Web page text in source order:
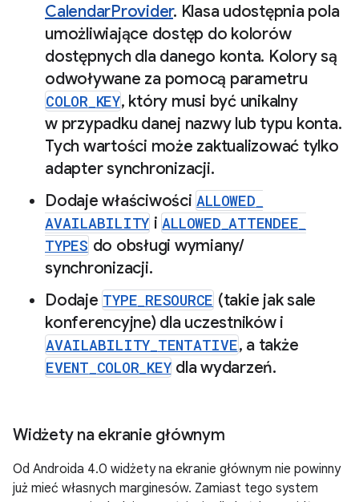
CalendarProvider. Klasa udostępnia pola
umożliwiające dostęp do kolorów
dostępnych dla danego konta. Kolory są
odwoływane za pomocą parametru
COLOR_ KEY, który musi być unikalny
w przypadku danej nazwy lub typu konta.
Tych wartości może zaktualizować tylko
adapter synchronizacji.
Dodaje właściwości ALLOWED
AVAILABILITY i ALLOWED _ATTENDEE
TYPES do obsługi wymiany/
synchronizacji.
Dodaje TYPE RESOURCE (takie jak sale
konferencyjne) dla uczestników i
AVAILABILITY TENTATIVE, a także
EVENT COLOR_ KEY dla wydarzeń.
Widżety na ekranie głównym
Od Androida 4.0 widżety na ekranie głównym nie powinny
już mieć własnych marginesów. Zamiast tego system